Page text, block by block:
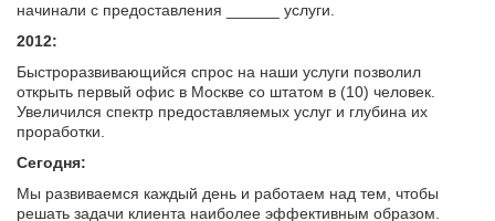
начинали с предоставления ______ услуги.
2012:
Быстроразвивающийся спрос на наши услуги позволил
открыть первый офис в Москве со штатом в (10) человек.
Увеличился спектр предоставляемых услуг и глубина их
проработки.
Сегодня:
Мы развиваемся каждый день и работаем над тем, чтобы
решать задачи клиента наиболее эффективным образом.